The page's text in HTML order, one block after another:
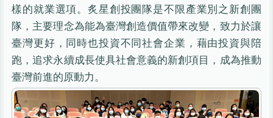
樣的就業選項。炙星創投團隊是不限產業別之新創團
隊，主要理念為能為臺灣創造價值帶來改變，致力於讓
臺灣更好，同時也投資不同社會企業，藉由投資與陪
跑，追求永續成長使具社會意義的新創項目，成為推動
臺灣前進的原動力。